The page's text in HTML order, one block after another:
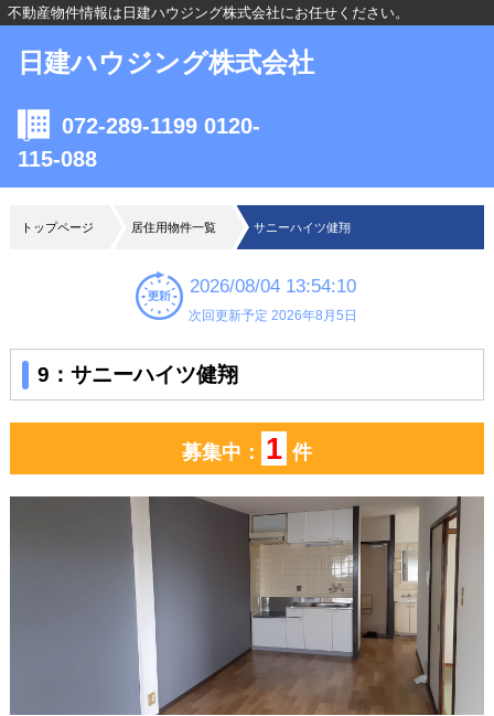
不動産物件情報は日建ハウジング株式会社にお任せください。
日建ハウジング株式会社
072-289-1199 0120-
115-088
トップページ 居住用物件一覧 サニーハイツ健翔
2026/08/04 13:54:10
次回更新予定 2026年8月5日
9：サニーハイツ健翔
募集中： 1 件